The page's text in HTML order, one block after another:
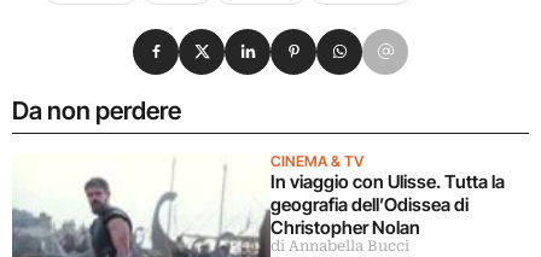
Da non perdere
CINEMA & TV
In viaggio con Ulisse. Tutta la
geografia dell’Odissea di
Christopher Nolan
di Annabella Bucci
Condividi su Facebook
Condividi su X
Condividi su LinkedIn
Condividi su Pinterest
Condividi su WhatsApp
Condividi su Email